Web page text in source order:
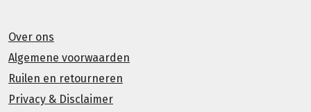
Over ons
Algemene voorwaarden
Ruilen en retourneren
Privacy & Disclaimer